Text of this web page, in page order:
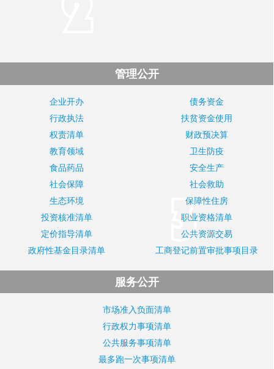
管理公开
企业开办
债务资金
行政执法
扶贫资金使用
权责清单
财政预决算
教育领域
卫生防疫
食品药品
安全生产
社会保障
社会救助
生态环境
保障性住房
投资核准清单
职业资格清单
定价指导清单
公共资源交易
政府性基金目录清单
工商登记前置审批事项目录
服务公开
市场准入负面清单
行政权力事项清单
公共服务事项清单
最多跑一次事项清单